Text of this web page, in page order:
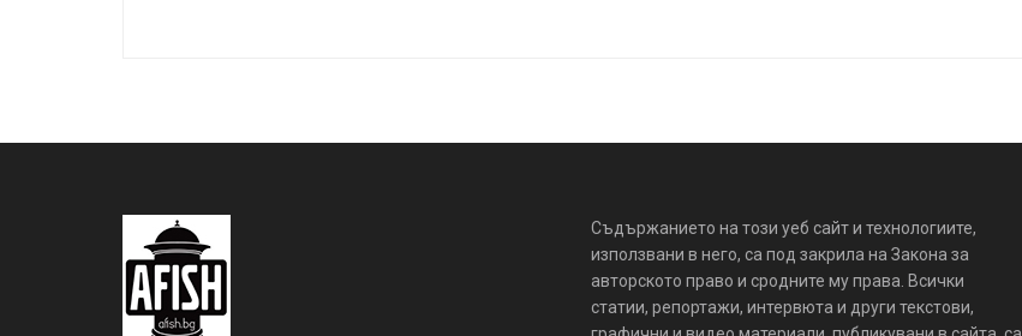
Съдържанието на този уеб сайт и технологиите,
използвани в него, са под закрила на Закона за
авторското право и сродните му права. Всички
статии, репортажи, интервюта и други текстови,